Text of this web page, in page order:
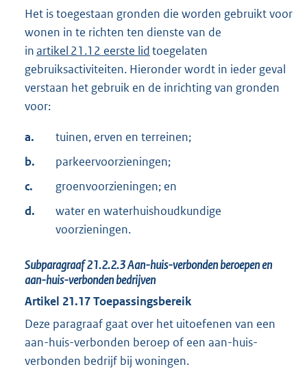
Het is toegestaan gronden die worden gebruikt voor
wonen in te richten ten dienste van de
inartikel 21.12 eerste lidtoegelaten
gebruiksactiviteiten. Hieronder wordt in ieder geval
verstaan het gebruik en de inrichting van gronden
voor:
a.
tuinen, erven en terreinen;
b.
parkeervoorzieningen;
c.
groenvoorzieningen; en
d.
water en waterhuishoudkundige
voorzieningen.
Subparagraaf21.2.2.3Aan-huis-verbonden beroepen en
aan-huis-verbonden bedrijven
Artikel 21.17Toepassingsbereik
Deze paragraaf gaat over het uitoefenen van een
aan-huis-verbonden beroep of een aan-huis-
verbonden bedrijf bij woningen.